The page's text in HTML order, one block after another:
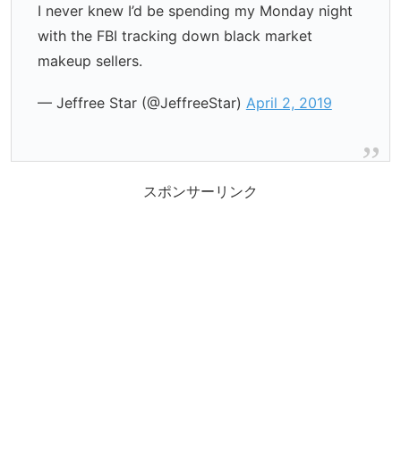
I never knew I’d be spending my Monday night
with the FBI tracking down black market
makeup sellers.
— Jeffree Star (@JeffreeStar) April 2, 2019
スポンサーリンク